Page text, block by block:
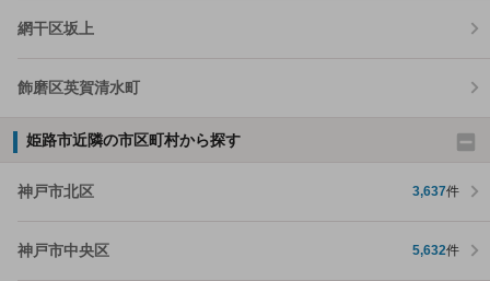
網干区坂上
飾磨区英賀清水町
姫路市近隣の市区町村から探す
神戸市北区 3,637件
神戸市中央区 5,632件